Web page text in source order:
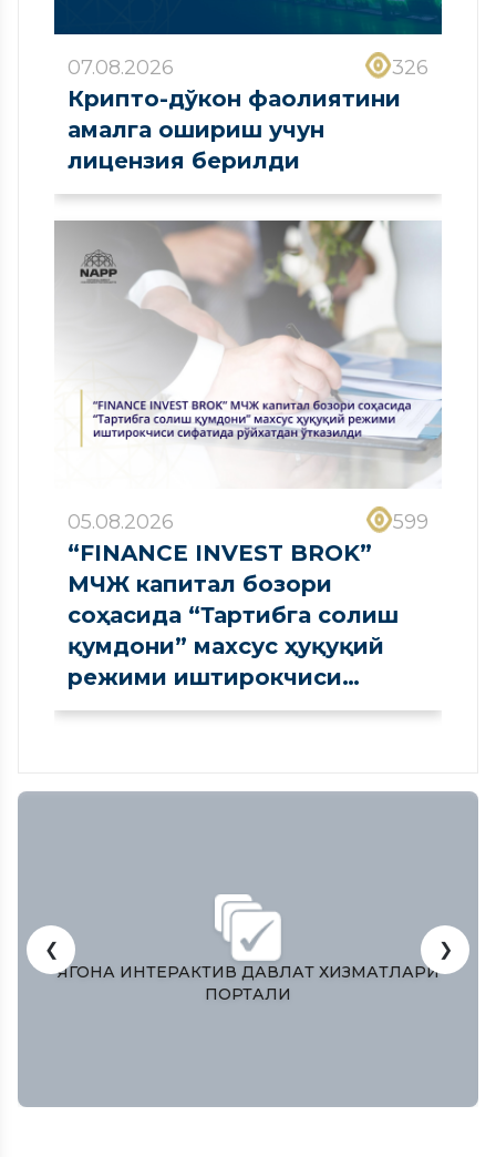
07.08.2026 326
Крипто-дўкон фаолиятини
амалга ошириш учун
лицензия берилди
05.08.2026 599
“FINANCE INVEST BROK”
МЧЖ капитал бозори
соҳасида “Тартибга солиш
қумдони” махсус ҳуқуқий
режими иштирокчиси
сифатида рўйхатдан
ЎЗБЕКИСТОН РЕСПУБЛИКAСИ ОЛИЙ
ҚОНУНЧИЛИК ПAЛAТAСИ
❮ ❯